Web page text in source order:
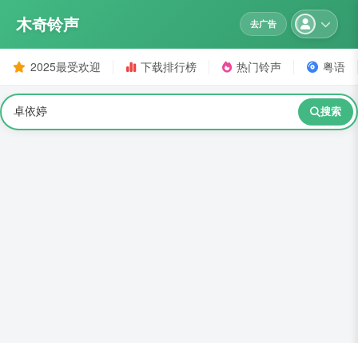
木奇铃声 去广告
2025最受欢迎 下载排行榜 热门铃声 粤语
搜索